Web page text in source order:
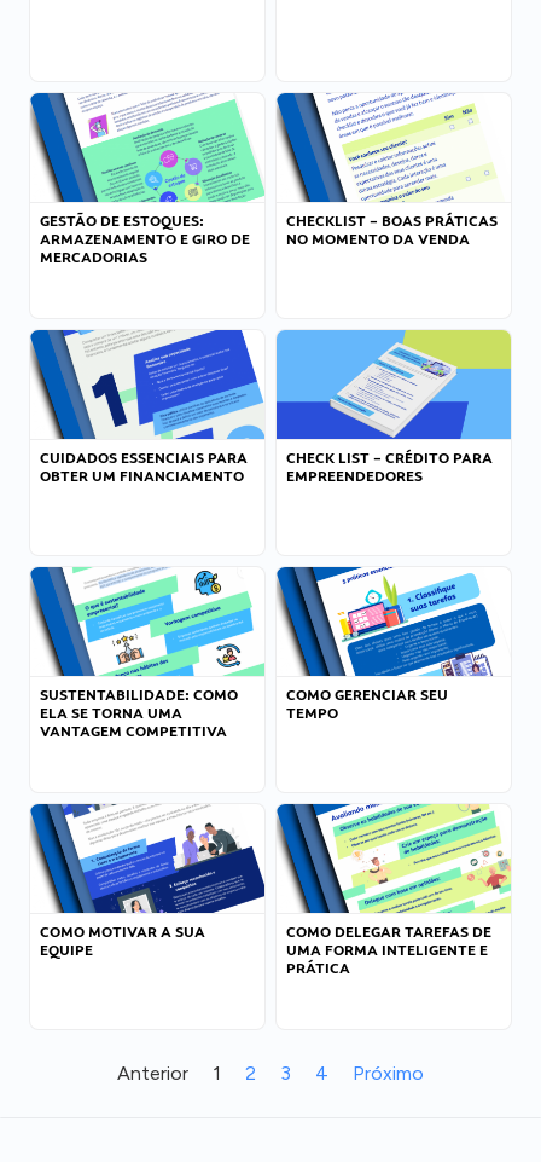
GESTÃO DE ESTOQUES:
ARMAZENAMENTO E GIRO DE
MERCADORIAS
CHECKLIST – BOAS PRÁTICAS
NO MOMENTO DA VENDA
CUIDADOS ESSENCIAIS PARA
OBTER UM FINANCIAMENTO
CHECK LIST – CRÉDITO PARA
EMPREENDEDORES
SUSTENTABILIDADE: COMO
ELA SE TORNA UMA
VANTAGEM COMPETITIVA
COMO GERENCIAR SEU
TEMPO
COMO MOTIVAR A SUA
EQUIPE
COMO DELEGAR TAREFAS DE
UMA FORMA INTELIGENTE E
PRÁTICA
Anterior 1 2 3 4 Próximo